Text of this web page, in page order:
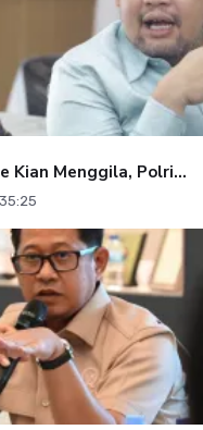
Kian Menggila, Polri...